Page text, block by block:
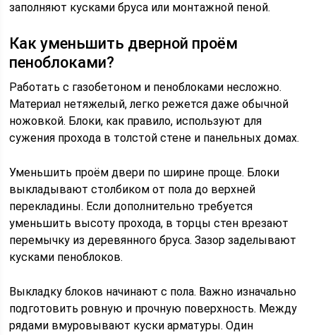
заполняют кусками бруса или монтажной пеной.
Как уменьшить дверной проём
пеноблоками?
Работать с газобетоном и пеноблоками несложно.
Материал нетяжелый, легко режется даже обычной
ножовкой. Блоки, как правило, используют для
сужения прохода в толстой стене и панельных домах.
Уменьшить проём двери по ширине проще. Блоки
выкладывают столбиком от пола до верхней
перекладины. Если дополнительно требуется
уменьшить высоту прохода, в торцы стен врезают
перемычку из деревянного бруса. Зазор заделывают
кусками пеноблоков.
Выкладку блоков начинают с пола. Важно изначально
подготовить ровную и прочную поверхность. Между
рядами вмуровывают куски арматуры. Один